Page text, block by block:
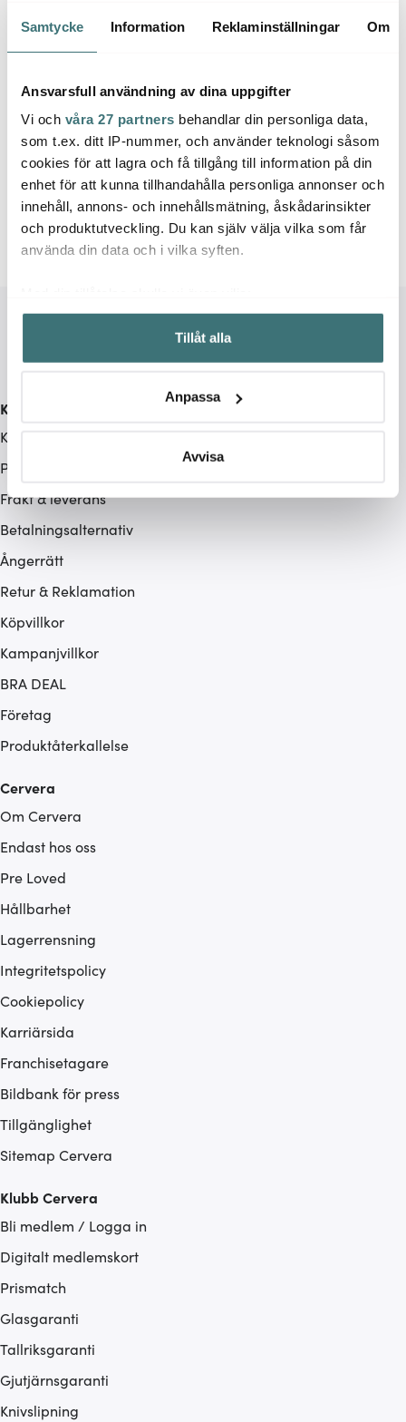
Samtycke Information Reklaminställningar Om
Ansvarsfull användning av dina uppgifter
Vi och våra 27 partners behandlar din personliga data,
som t.ex. ditt IP-nummer, och använder teknologi såsom
cookies för att lagra och få tillgång till information på din
enhet för att kunna tillhandahålla personliga annonser och
innehåll, annons- och innehållsmätning, åskådarinsikter
och produktutveckling. Du kan själv välja vilka som får
använda din data och i vilka syften.
Samla in information om din geografiska plats som
kan ha en noggrannhet på upp till flera meter
Identifiera din enhet genom att aktivt skanna den för
Ta reda på mer om hur dina personliga uppgifter
Du kan ändra eller dra tillbaka ditt samtycke när som
ska anpassas efter det som vi tror att du tycker om. Det
gör också att vi kan analysera vår trafik och göra
hemsidan ännu bättre. Du bestämmer själv vilka cookies
Tillåt alla
Anpassa
Avvisa
519 kr
Låt dig inspireras av våra kunder
Kundservice
Kontakta oss / FAQ
Presentkort
Frakt & leverans
Betalningsalternativ
Ångerrätt
Retur & Reklamation
Köpvillkor
Kampanjvillkor
BRA DEAL
Företag
Produktåterkallelse
Cervera
Om Cervera
Endast hos oss
Pre Loved
Hållbarhet
Lagerrensning
Integritetspolicy
Cookiepolicy
Karriärsida
Franchisetagare
Bildbank för press
Tillgänglighet
Sitemap Cervera
Klubb Cervera
Bli medlem / Logga in
Digitalt medlemskort
Prismatch
Glasgaranti
Tallriksgaranti
Gjutjärnsgaranti
Knivslipning